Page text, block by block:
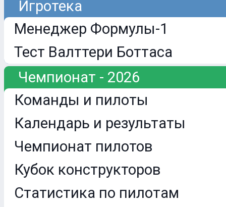
Игротека
Менеджер Формулы-1
Тест Валттери Боттаса
Чемпионат - 2026
Команды и пилоты
Календарь и результаты
Чемпионат пилотов
Кубок конструкторов
Статистика по пилотам